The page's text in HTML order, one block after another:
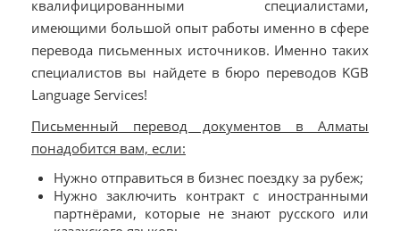
квалифицированными специалистами,
имеющими большой опыт работы именно в сфере
перевода письменных источников. Именно таких
специалистов вы найдете в бюро переводов KGB
Language Services!
Письменный перевод документов в Алматы
понадобится вам, если:
Нужно отправиться в бизнес поездку за рубеж;
Нужно заключить контракт с иностранными
партнёрами, которые не знают русского или